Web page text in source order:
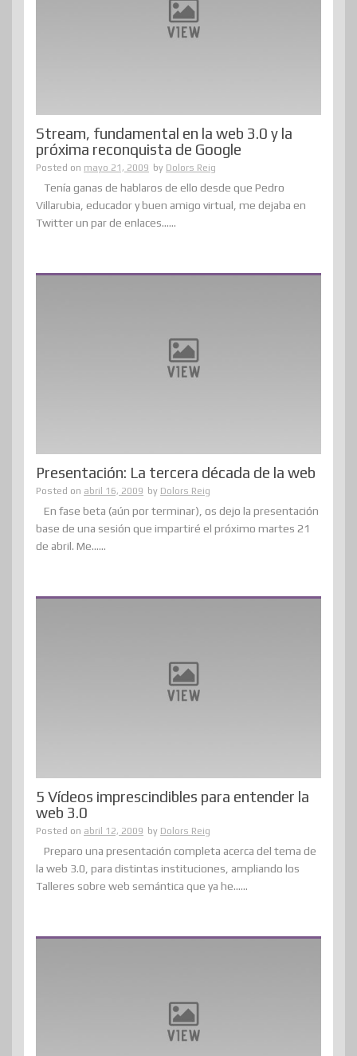
Stream, fundamental en la web 3.0 y la
próxima reconquista de Google
Posted on mayo 21, 2009 by Dolors Reig
Tenía ganas de hablaros de ello desde que Pedro
Villarubia, educador y buen amigo virtual, me dejaba en
Twitter un par de enlaces......
Presentación: La tercera década de la web
Posted on abril 16, 2009 by Dolors Reig
En fase beta (aún por terminar), os dejo la presentación
base de una sesión que impartiré el próximo martes 21
de abril. Me......
5 Vídeos imprescindibles para entender la
web 3.0
Posted on abril 12, 2009 by Dolors Reig
Preparo una presentación completa acerca del tema de
la web 3.0, para distintas instituciones, ampliando los
Talleres sobre web semántica que ya he......